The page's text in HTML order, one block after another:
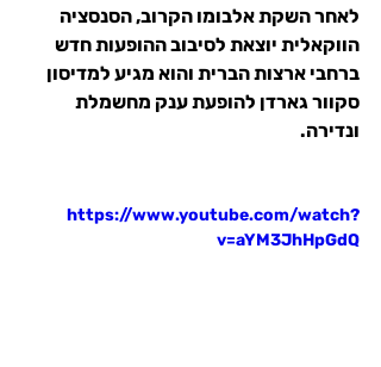
לאחר השקת אלבומו הקרוב, הסנסציה
הווקאלית יוצאת לסיבוב ההופעות חדש
ברחבי ארצות הברית והוא מגיע למדיסון
סקוור גארדן להופעת ענק מחשמלת
ונדירה.
https://www.youtube.com/watch?
v=aYM3JhHpGdQ